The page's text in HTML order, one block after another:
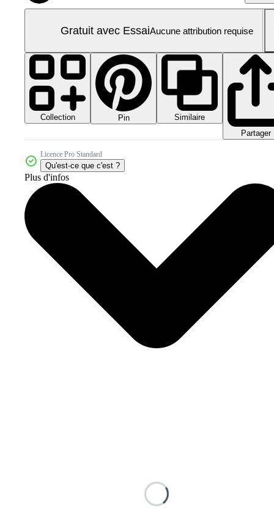
Gratuit avec EssaiAucune attribution requise
Collection Pin
Similaire
Partager
Licence Pro Standard
Qu'est-ce que c'est ?
Plus d'infos